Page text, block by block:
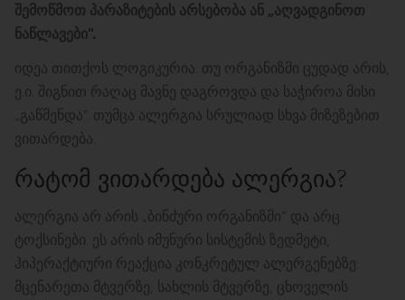
შემოწმოთ პარაზიტების არსებობა ან „აღვადგინოთ
ნაწლავები".
იდეა თითქოს ლოგიკურია: თუ ორგანიზმი ცუდად არის,
ე.ი. შიგნით რაღაც მავნე დაგროვდა და საჭიროა მისი
„გაწმენდა”. თუმცა ალერგია სრულიად სხვა მიზეზებით
ვითარდება.
ᲠᲐᲢᲝᲛ ᲕᲘᲗᲐᲠᲓᲔᲑᲐ ᲐᲚᲔᲠᲒᲘᲐ?
ალერგია არ არის „ბინძური ორგანიზმი” და არც
ტოქსინები. ეს არის იმუნური სისტემის ზედმეტი,
ჰიპერაქტიური რეაქცია კონკრეტულ ალერგენებზე:
მცენარეთა მტვერზე, სახლის მტვერზე, ცხოველის